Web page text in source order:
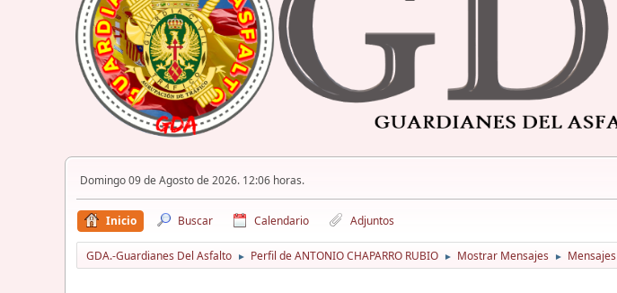
Domingo 09 de Agosto de 2026. 12:06 horas.
Inicio Buscar Calendario Adjuntos
GDA.-Guardianes Del Asfalto ► Perfil de ANTONIO CHAPARRO RUBIO ► Mostrar Mensajes ► Mensajes